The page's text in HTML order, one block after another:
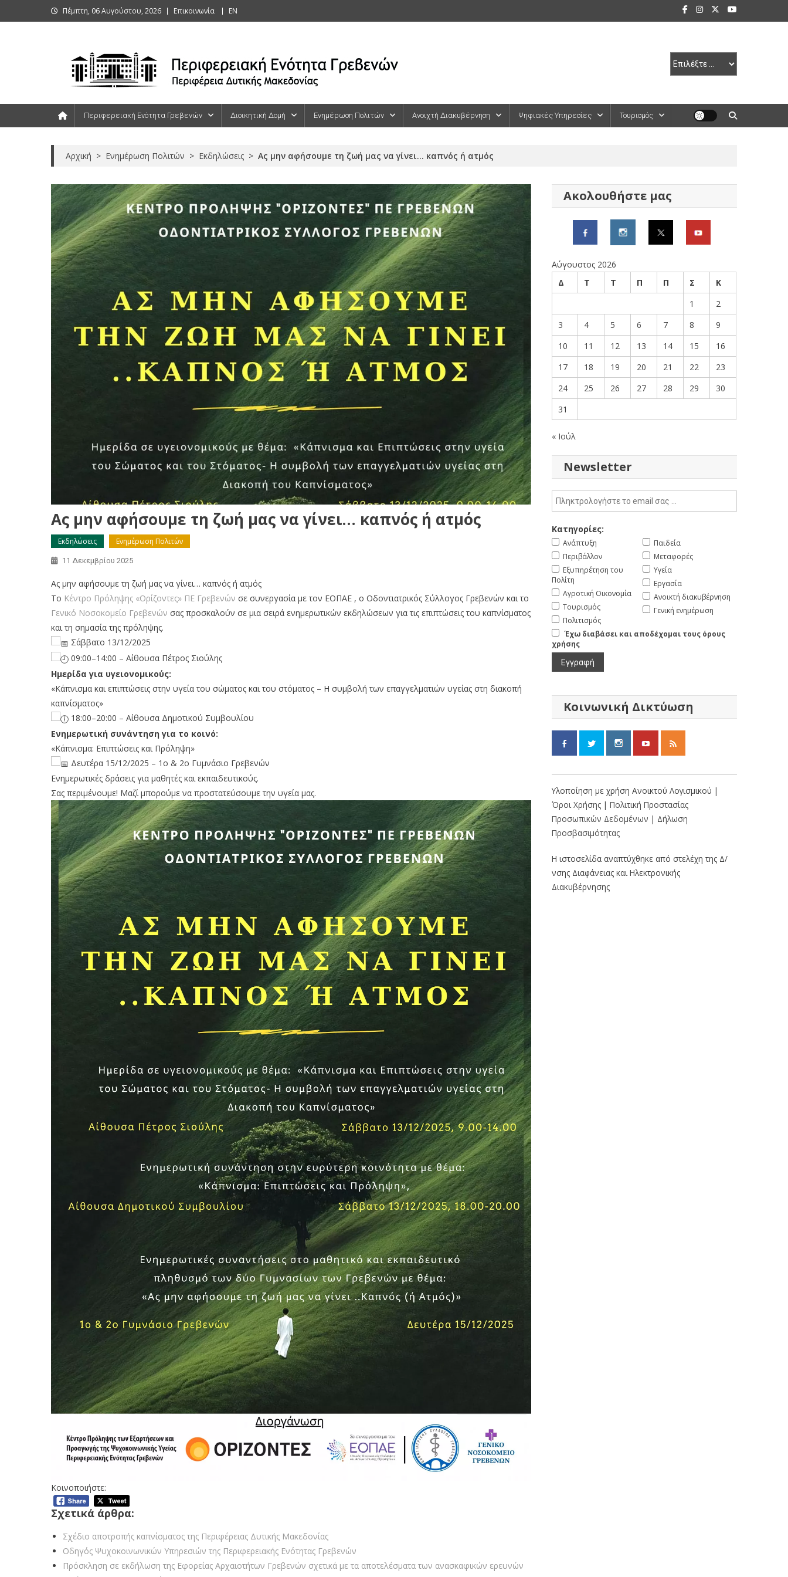
to
Πέμπτη, 06 Αυγούστου, 2026 Επικοινωνία ΕΝ
Περιφερειακή Ενότητα Γρεβενών Διοικητική Δομή Ενημέρωση Πολιτών Ανοιχτή Διακυβέρνηση Ψηφιακές Υπηρεσίες Τουρισμός
Αρχική > Ενημέρωση Πολιτών > Εκδηλώσεις > Ας μην αφήσουμε τη ζωή μας να γίνει… καπνός ή ατμός
Ας μην αφήσουμε τη ζωή μας να γίνει… καπνός ή ατμός
Εκδηλώσεις Ενημέρωση Πολιτών
11 Δεκεμβρίου 2025
Ας μην αφήσουμε τη ζωή μας να γίνει… καπνός ή ατμός
Το Κέντρο Πρόληψης «Ορίζοντες» ΠΕ Γρεβενών σε συνεργασία με τον ΕΟΠΑΕ , ο Οδοντιατρικός Σύλλογος Γρεβενών και το
Γενικό Νοσοκομείο Γρεβενών σας προσκαλούν σε μια σειρά ενημερωτικών εκδηλώσεων για τις επιπτώσεις του καπνίσματος
και τη σημασία της πρόληψης.
Σάββατο 13/12/2025
09:00–14:00 – Αίθουσα Πέτρος Σιούλης
Ημερίδα για υγειονομικούς:
«Κάπνισμα και επιπτώσεις στην υγεία του σώματος και του στόματος – Η συμβολή των επαγγελματιών υγείας στη διακοπή
καπνίσματος»
18:00–20:00 – Αίθουσα Δημοτικού Συμβουλίου
Ενημερωτική συνάντηση για το κοινό:
«Κάπνισμα: Επιπτώσεις και Πρόληψη»
Δευτέρα 15/12/2025 – 1ο & 2ο Γυμνάσιο Γρεβενών
Ενημερωτικές δράσεις για μαθητές και εκπαιδευτικούς.
Σας περιμένουμε! Μαζί μπορούμε να προστατεύσουμε την υγεία μας.
Κοινοποιήστε:
Σχετικά άρθρα:
Σχέδιο αποτροπής καπνίσματος της Περιφέρειας Δυτικής Μακεδονίας
Οδηγός Ψυχοκοινωνικών Υπηρεσιών της Περιφερειακής Ενότητας Γρεβενών
Πρόσκληση σε εκδήλωση της Εφορείας Αρχαιοτήτων Γρεβενών σχετικά με τα αποτελέσματα των ανασκαφικών ερευνών
Ακολουθήστε μας
Αύγουστος 2026
Δ
Τ Τ Π Π Σ
Κ
1
2
3
4 5 6 7 8
9
10
11 12 13 14 15
16
17
18 19 20 21 22
23
24
25 26 27 28 29
30
31
« Ιούλ
Newsletter
Κατηγορίες:
Ανάπτυξη
Περιβάλλον
Εξυπηρέτηση του
Πολίτη
Αγροτική Οικονομία
Τουρισμός
Πολιτισμός
Παιδεία
Μεταφορές
Υγεία
Εργασία
Ανοικτή διακυβέρνηση
Γενική ενημέρωση
Έχω διαβάσει και αποδέχομαι τους όρους
χρήσης
Κοινωνική Δικτύωση
Υλοποίηση με χρήση Ανοικτού Λογισμικού |
Όροι Χρήσης |Πολιτική Προστασίας
Προσωπικών Δεδομένων | Δήλωση
Προσβασιμότητας
Η ιστοσελίδα αναπτύχθηκε από στελέχη της Δ/
νσης Διαφάνειας και Ηλεκτρονικής
Διακυβέρνησης